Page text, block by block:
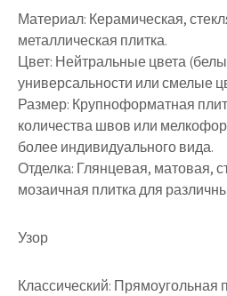
Материал: Керамическая,
металлическая плитка.
Цвет: Нейтральные цвета
универсальности или смелые
Размер: Крупноформатная
количества швов или
более индивидуального вида.
Отделка: Глянцевая, матовая,
мозаичная плитка для
Узор
Классический: Прямоугольная